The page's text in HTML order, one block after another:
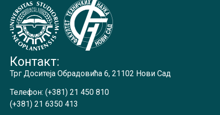
Контакт:
Трг Доситеја Обрадовића 6, 21102 Нови Сад
Телефон: (+381) 21 450 810
(+381) 21 6350 413